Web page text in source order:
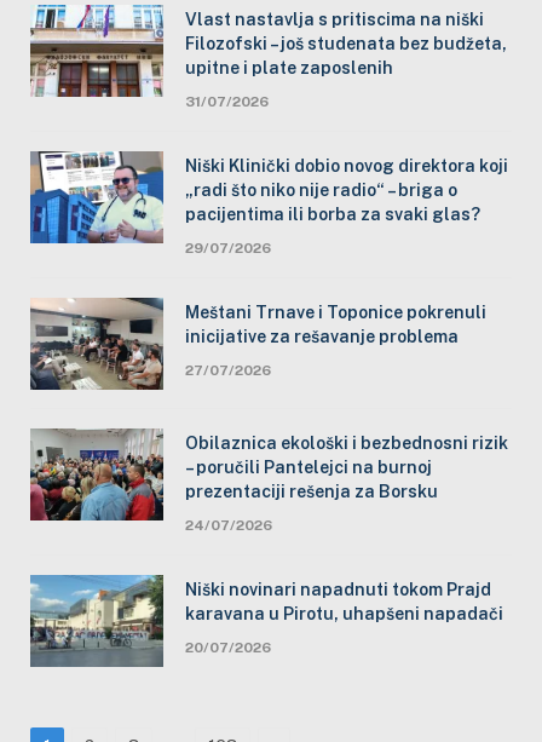
Vlast nastavlja s pritiscima na niški
Filozofski – još studenata bez budžeta,
upitne i plate zaposlenih
31/07/2026
Niški Klinički dobio novog direktora koji
„radi što niko nije radio“ – briga o
pacijentima ili borba za svaki glas?
29/07/2026
Meštani Trnave i Toponice pokrenuli
inicijative za rešavanje problema
27/07/2026
Obilaznica ekološki i bezbednosni rizik
– poručili Pantelejci na burnoj
prezentaciji rešenja za Borsku
24/07/2026
Niški novinari napadnuti tokom Prajd
karavana u Pirotu, uhapšeni napadači
20/07/2026